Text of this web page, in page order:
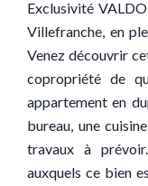
Exclusivité
Villefranche, en
Venez découvrir
copropriété de
appartement en
bureau, une
travaux à
auxquels ce bien